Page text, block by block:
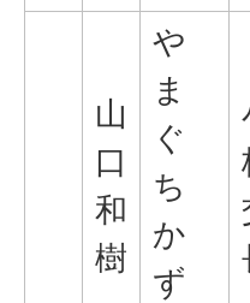
山
口
和
樹
や
ま
ぐ
ち
か
ず